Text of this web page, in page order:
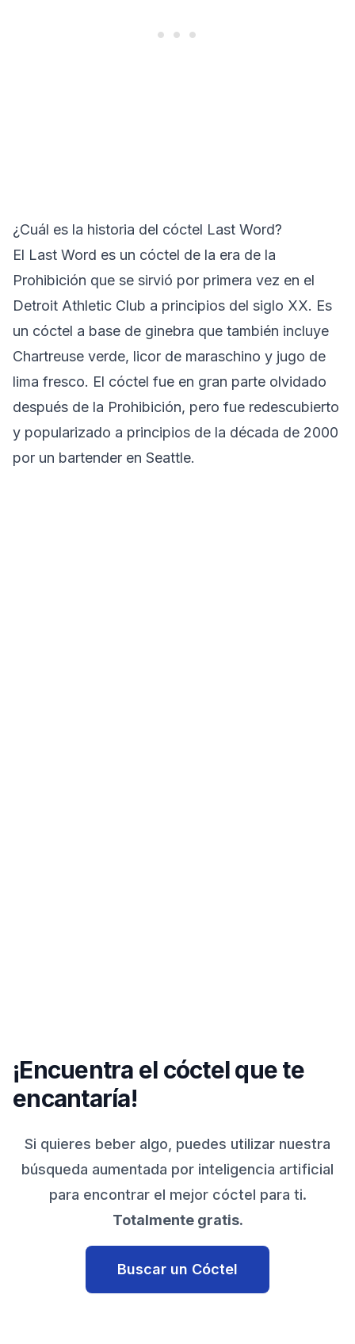
¿Cuál es la historia del cóctel Last Word?
El Last Word es un cóctel de la era de la
Prohibición que se sirvió por primera vez en el
Detroit Athletic Club a principios del siglo XX. Es
un cóctel a base de ginebra que también incluye
Chartreuse verde, licor de maraschino y jugo de
lima fresco. El cóctel fue en gran parte olvidado
después de la Prohibición, pero fue redescubierto
y popularizado a principios de la década de 2000
por un bartender en Seattle.
¡Encuentra el cóctel que te
encantaría!
Si quieres beber algo, puedes utilizar nuestra
búsqueda aumentada por inteligencia artificial
para encontrar el mejor cóctel para ti.
Totalmente gratis.
Buscar un Cóctel